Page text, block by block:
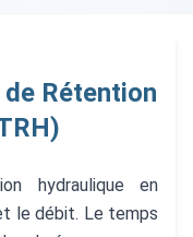
Rétention
hydraulique en
le débit. Le temps